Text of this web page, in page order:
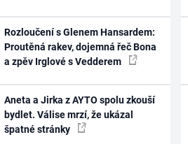
Rozloučení s Glenem Hansardem:
Proutěná rakev, dojemná řeč Bona
a zpěv Irglové s Vedderem
Aneta a Jirka z AYTO spolu zkouší
bydlet. Válise mrzí, že ukázal
špatné stránky